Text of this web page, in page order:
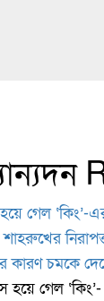
হয়ে গেল ‘কিং’-